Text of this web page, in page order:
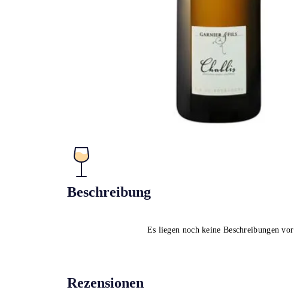
Beschreibung
Es liegen noch keine Beschreibungen vor
Rezensionen